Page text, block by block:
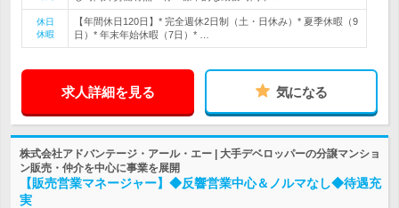
休日
休暇
【年間休日120日】* 完全週休2日制（土・日休み）* 夏季休暇（9
日）* 年末年始休暇（7日）* …
求人詳細を見る 気になる
株式会社アドバンテージ・アール・エー | 大手デベロッパーの分譲マンショ
ン販売・仲介を中心に事業を展開
【販売営業マネージャー】◆反響営業中心＆ノルマなし◆待遇充
実